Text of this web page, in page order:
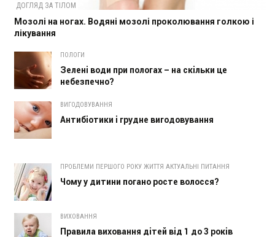
ДОГЛЯД ЗА ТІЛОМ
Мозолі на ногах. Водяні мозолі проколювання голкою і
лікування
ПОЛОГИ
Зелені води при пологах – на скільки це
небезпечно?
ВИГОДОВУВАННЯ
Антибіотики і грудне вигодовування
ПРОБЛЕМИ ПЕРШОГО РОКУ ЖИТТЯ АКТУАЛЬНІ ПИТАННЯ
Чому у дитини погано росте волосся?
ВИХОВАННЯ
Правила виховання дітей від 1 до 3 років